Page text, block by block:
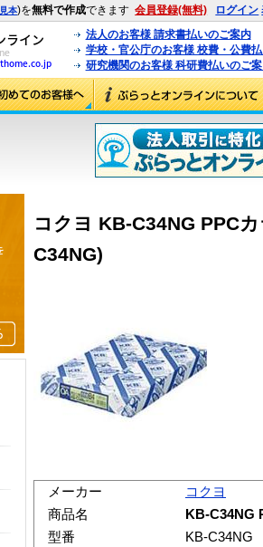
見本)を無料で作成できます 会員登録(無料) ログイン
法人のお客様 請求書払いのご案内
学校・官公庁のお客様 校費・公費
研究機関のお客様 科研費払いのご
コクヨ KB-C34NG PPC
C34NG)
メーカー
コクヨ
商品名
KB-C34NG
型番
KB-C34NG